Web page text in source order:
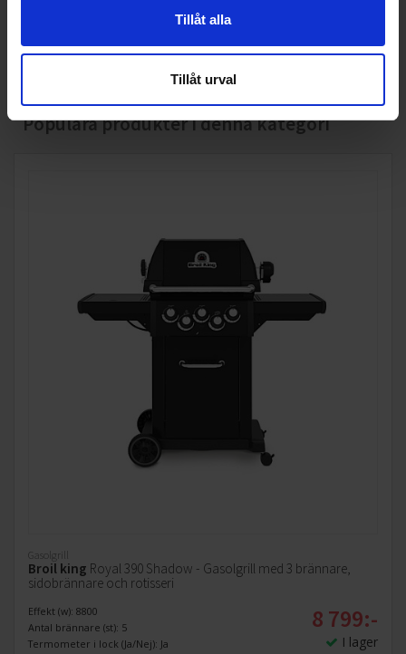
Tillåt alla
Tillåt urval
96x46
Vikt (kg):
70
Populära produkter i denna kategori
Gasolgrill
Broil king Royal 390 Shadow - Gasolgrill med 3 brännare,
sidobrännare och rotisseri
Effekt (w): 8800
Antal brännare (st): 5
Termometer i lock (Ja/Nej): Ja
8 799:-
I lager